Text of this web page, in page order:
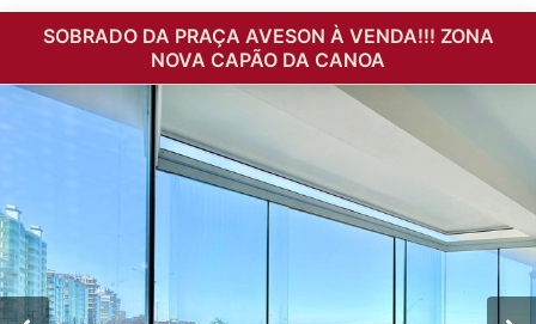
SOBRADO DA PRAÇA AVESON À VENDA!!! ZONA
NOVA CAPÃO DA CANOA